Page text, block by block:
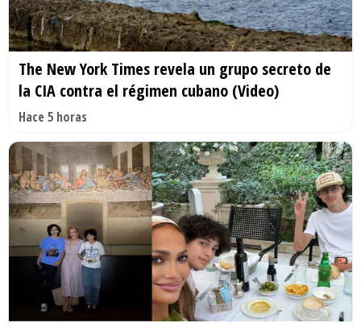
The New York Times revela un grupo secreto de
la CIA contra el régimen cubano (Video)
Hace 5 horas